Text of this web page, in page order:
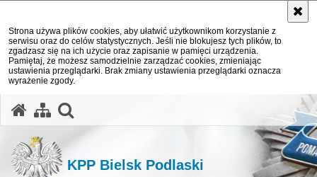
Strona używa plików cookies, aby ułatwić użytkownikom korzystanie z
serwisu oraz do celów statystycznych. Jeśli nie blokujesz tych plików, to
zgadzasz się na ich użycie oraz zapisanie w pamięci urządzenia.
Pamiętaj, że możesz samodzielnie zarządzać cookies, zmieniając
ustawienia przeglądarki. Brak zmiany ustawienia przeglądarki oznacza
wyrażenie zgody.
KPP Bielsk Podlaski